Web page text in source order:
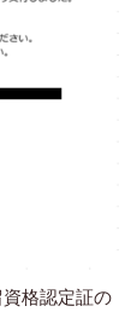
格認定証の